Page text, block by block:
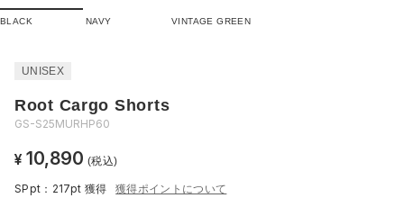
BLACK NAVY VINTAGE GREEN
UNISEX
Root Cargo Shorts
GS-S25MURHP60
¥ 10,890 (税込)
SPpt：217pt 獲得 獲得ポイントについて